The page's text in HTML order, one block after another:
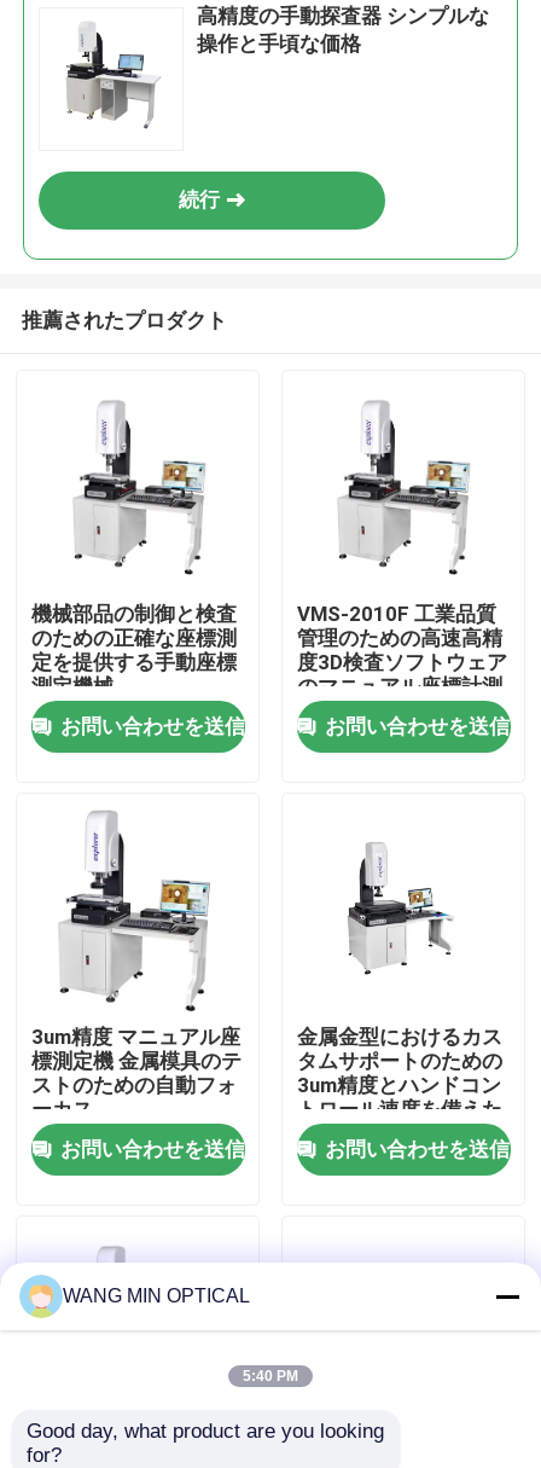
ビデオ
わたしたち に つい て
工場 ツアー
品質管理
ニュース
CNCの視野の測定機械
高精度の手動探査器 シンプルな
操作と手頃な価格
続行
推薦されたプロダクト
機械部品の制御と検査
のための正確な座標測
定を提供する手動座標
測定機械
お問い合わせを送信
VMS-2010F 工業品質
管理のための高速高精
度3D検査ソフトウェア
のマニュアル座標計測
機
お問い合わせを送信
3um精度 マニュアル座
標測定機 金属模具のテ
ストのための自動フォ
ーカス
お問い合わせを送信
金属金型におけるカス
タムサポートのための
3um精度とハンドコン
トロール速度を備えた
手動座標測定機
お問い合わせを送信
VMS-2010F 工業品質
WANG MIN OPTICAL
5:40 PM
Good day, what product are you looking
for?